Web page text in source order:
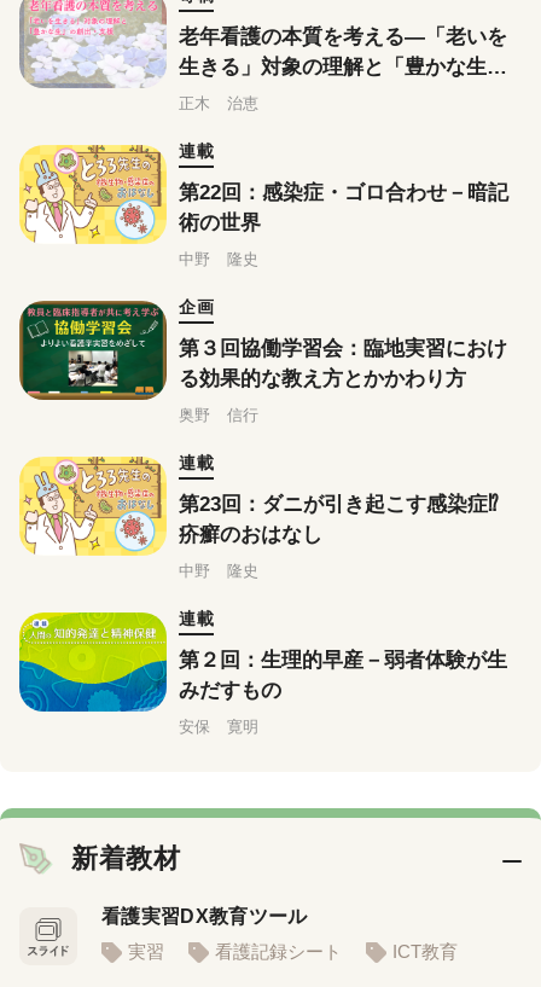
老年看護の本質を考える―「老いを
生きる」対象の理解と「豊かな生」
の創出・支援
正木 治恵
連載
第22回：感染症・ゴロ合わせ－暗記
術の世界
中野 隆史
企画
第３回協働学習会：臨地実習におけ
る効果的な教え方とかかわり方
奥野 信行
連載
第23回：ダニが引き起こす感染症⁉
疥癬のおはなし
中野 隆史
連載
第２回：生理的早産－弱者体験が生
みだすもの
安保 寛明
新着教材
看護実習DX教育ツール
実習
看護記録シート ICT教育